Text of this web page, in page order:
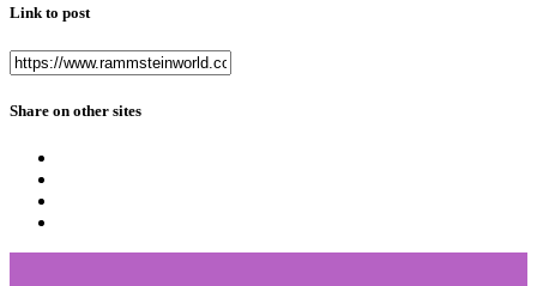
Link to post
Share on other sites